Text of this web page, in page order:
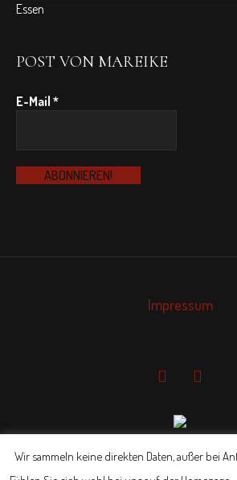
Essen
POST VON MAREIKE
E-Mail*
Impressum
© Landgasthaus Keuler
Wir sammeln keine direkten Daten, außer bei